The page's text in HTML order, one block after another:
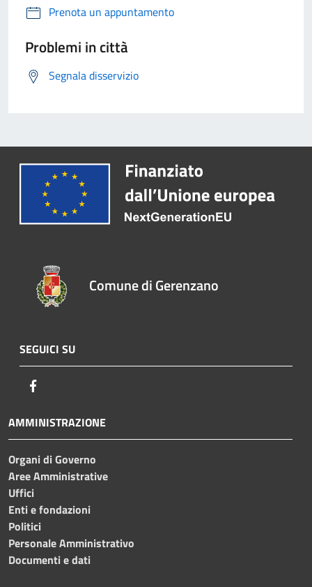
Prenota un appuntamento
Problemi in città
Segnala disservizio
Comune di Gerenzano
SEGUICI SU
AMMINISTRAZIONE
Organi di Governo
Aree Amministrative
Uffici
Enti e fondazioni
Politici
Personale Amministrativo
Documenti e dati